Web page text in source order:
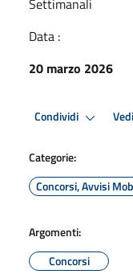
Data :
20 marzo 2026
Condividi
Categorie:
Concorsi, Avvisi
Argomenti:
Concorsi